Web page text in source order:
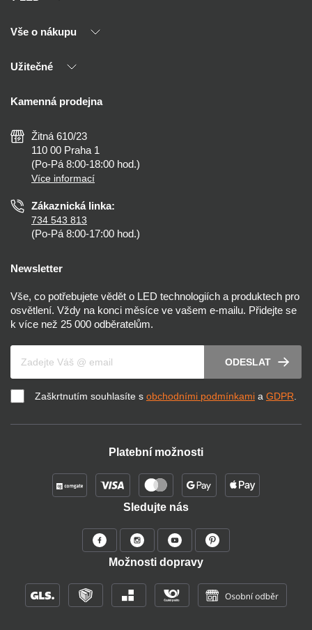
O nás
Kontakty
Vše o nákupu
Výhody T-LED
Montáž
Nejčastější dotazy
Než koupíte
Osvětlení dle místnosti
Užitečné
Reklamace a vrácení
Zásady ochrany soukromí
Nastavení cookies
Prohlášení o přístupnosti
Kamenná prodejna
Žitná 610/23
110 00 Praha 1
(Po-Pá 8:00-18:00 hod.)
Více informací
Zákaznická linka:
734 543 813
(Po-Pá 8:00-17:00 hod.)
Newsletter
Vše, co potřebujete vědět o LED technologiích a produktech pro
osvětlení. Vždy na konci měsíce ve vašem e-mailu. Přidejte se
k více než 25 000 odběratelům.
ODESLAT
Zaškrtnutím souhlasíte s obchodními podmínkami a GDPR
Platební možnosti
Sledujte nás
Možnosti dopravy